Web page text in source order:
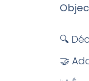
🔍
🤝